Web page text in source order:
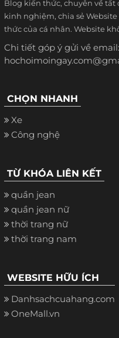
Blog kiến thức, chuyên về tất
kinh nghiệm, chia sẻ
thức của cá nhân. Website
Chi tiết góp ý gửi về email:
CHỌN NHANH
Xe
Công nghệ
TỪ KHÓA LIÊN KẾT
quần jean
quần jean nữ
thời trang nữ
thời trang nam
WEBSITE HỮU ÍCH
Danhsachcuahang.com
OneMall.vn